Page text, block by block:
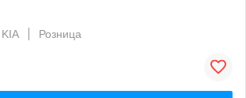
Розница